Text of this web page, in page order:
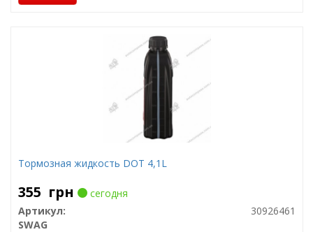
Тормозная жидкость DOT 4,1L
355 грн
сегодня
Артикул:
30926461
SWAG